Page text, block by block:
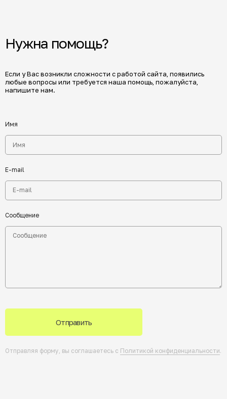
Нужна помощь?
Если у Вас возникли сложности с работой сайта, появились
любые вопросы или требуется наша помощь, пожалуйста,
напишите нам.
Имя
E-mail
Сообщение
Отправить
Отправляя форму, вы соглашаетесь с Политикой конфиденциальности.